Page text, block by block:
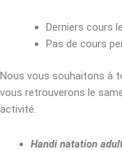
Derniers cours
Pas de cours
Nous vous souhaitons à
vous retrouverons le
activité.
Handi natation